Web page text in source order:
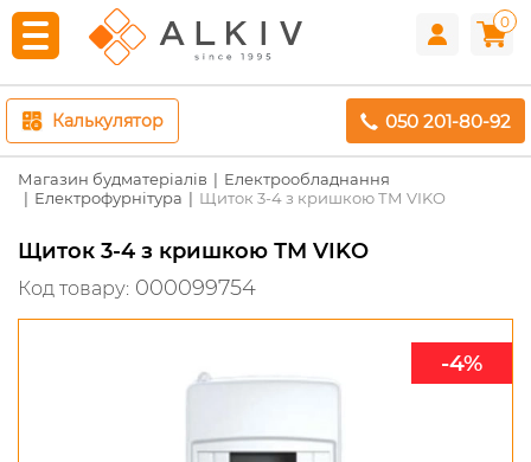
0
Калькулятор 050 201-80-92
Магазин будматеріалів
Електрообладнання
Електрофурнітура
Щиток 3-4 з кришкою ТМ VIKO
Щиток 3-4 з кришкою ТМ VIKO
Код товару: 000099754
-4%